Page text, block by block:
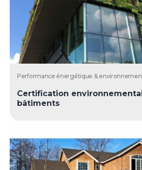
Performance énergétique &
Certification
bâtiments